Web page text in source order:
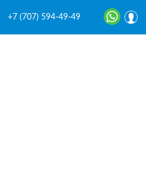
+7 (707) 594-49-49